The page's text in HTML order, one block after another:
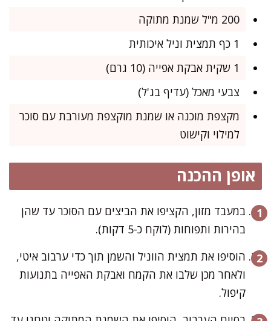
200 מ"ל שמנת מתוקה
1 כף תמצית וניל איכותית
1 שקית אבקת אפייה (10 גרם)
צבעי מאכל (עדיף בג'ל)
מקצפת מוכנה או שמנת מוקצפת מעורבת עם סוכר
למילוי וקישוט
אופן ההכנה
במעבד מזון, הקציפו את הביצים עם הסוכר עד שהן
בהירות ותפוחות (לוקח כ-5 דקות).
הוסיפו את תמצית הווניל והשמן תוך כדי ערבוב איטי,
ולאחר מכן שלבו את הקמח ואבקת האפייה בתנועות
קיפול.